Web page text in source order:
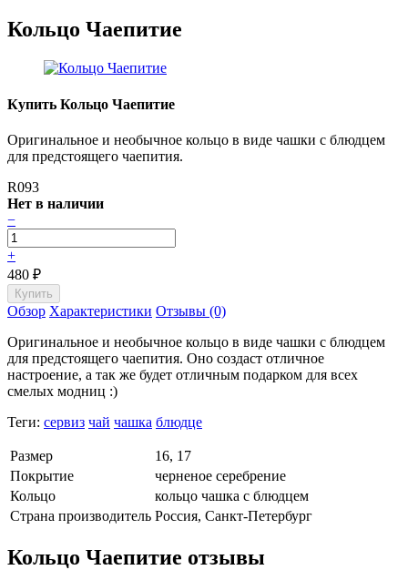
Кольцо Чаепитие
Купить Кольцо Чаепитие
Оригинальное и необычное кольцо в виде чашки с блюдцем
для предстоящего чаепития.
R093
Нет в наличии
−
+
480 ₽
Обзор Характеристики Отзывы (0)
Оригинальное и необычное кольцо в виде чашки с блюдцем
для предстоящего чаепития. Оно создаст отличное
настроение, а так же будет отличным подарком для всех
смелых модниц :)
Теги: сервиз чай чашка блюдце
Размер
16, 17
Покрытие
черненое серебрение
Кольцо
кольцо чашка с блюдцем
Страна производитель Россия, Санкт-Петербург
Кольцо Чаепитие отзывы